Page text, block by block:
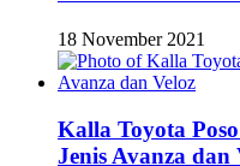
18 November 2021
Kalla Toyota
Jenis Avanza dan